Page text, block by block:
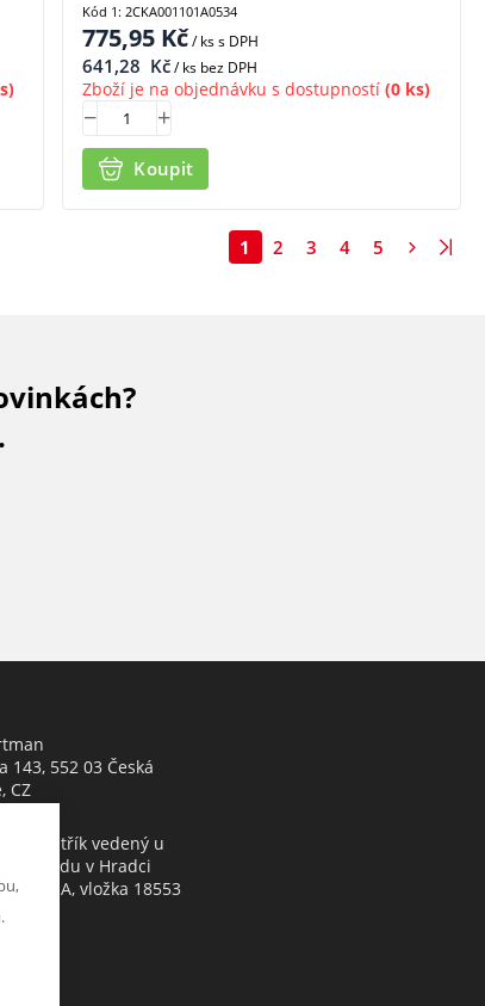
775,95 Kč/ kss DPH
641,28 Kč/ ks bez DPH
Zboží je na objednávku s dostupností (0 ks)
Koupit
Kód 1: 2CKA001101A0534
1 2 3 4 5
143, 552 03 Česká
CZ
rejstřík vedený u
soudu v Hradci
oddíl A, vložka 18553